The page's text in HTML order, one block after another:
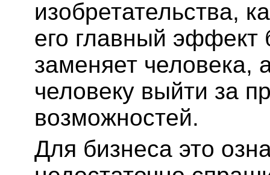
изобретательства,
его главный эффект
заменяет человека,
человеку выйти за
возможностей.
Для бизнеса это